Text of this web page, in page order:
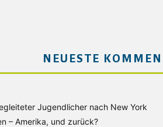
NEUESTE
Jugendlicher nach New York
– Amerika, und zurück?